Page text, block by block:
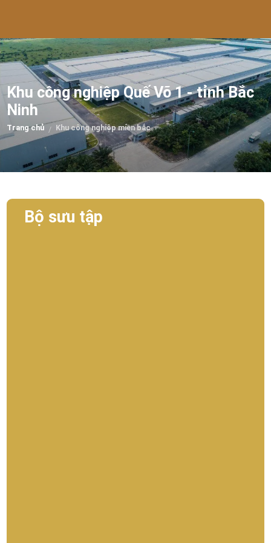
Khu công nghiệp Quế Võ 1 - tỉnh Bắc
Ninh
Trang chủ / Khu công nghiệp miền bắc
Bộ sưu tập